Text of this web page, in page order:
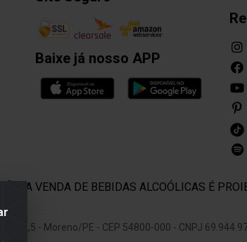
Baixe já nosso APP
A VENDA DE BEBIDAS ALCOÓLICAS É
22,5 - Moreno/PE - CEP 54800-000 - CNPJ